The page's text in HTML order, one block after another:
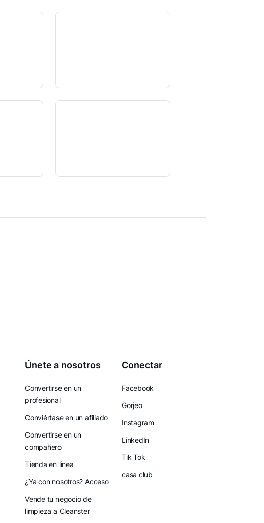
Únete a nosotros
Convertirse en un
profesional
Conviértase en un afiliado
Convertirse en un
compañero
Tienda en linea
¿Ya con nosotros? Acceso
Vende tu negocio de
limpieza a Cleanster
Conectar
Facebook
Gorjeo
Instagram
LinkedIn
Tik Tok
casa club